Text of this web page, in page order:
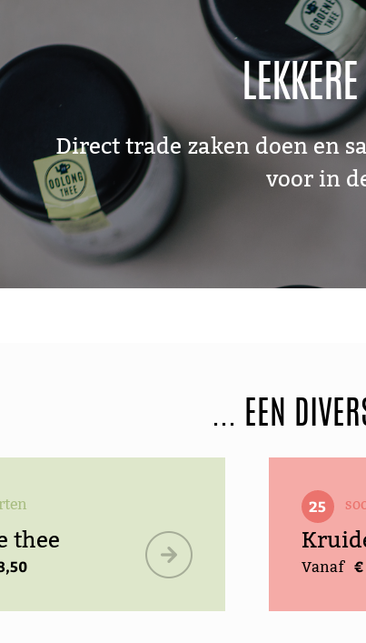
Direct trade zaken doen en
voor in
... EEN
thee
25
Vanaf €